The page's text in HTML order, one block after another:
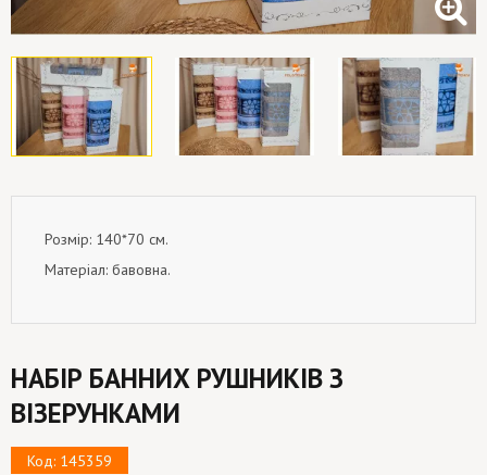
Розмір: 140*70 см.
Матеріал: бавовна.
НАБІР БАННИХ РУШНИКІВ З
ВІЗЕРУНКАМИ
Код: 145359